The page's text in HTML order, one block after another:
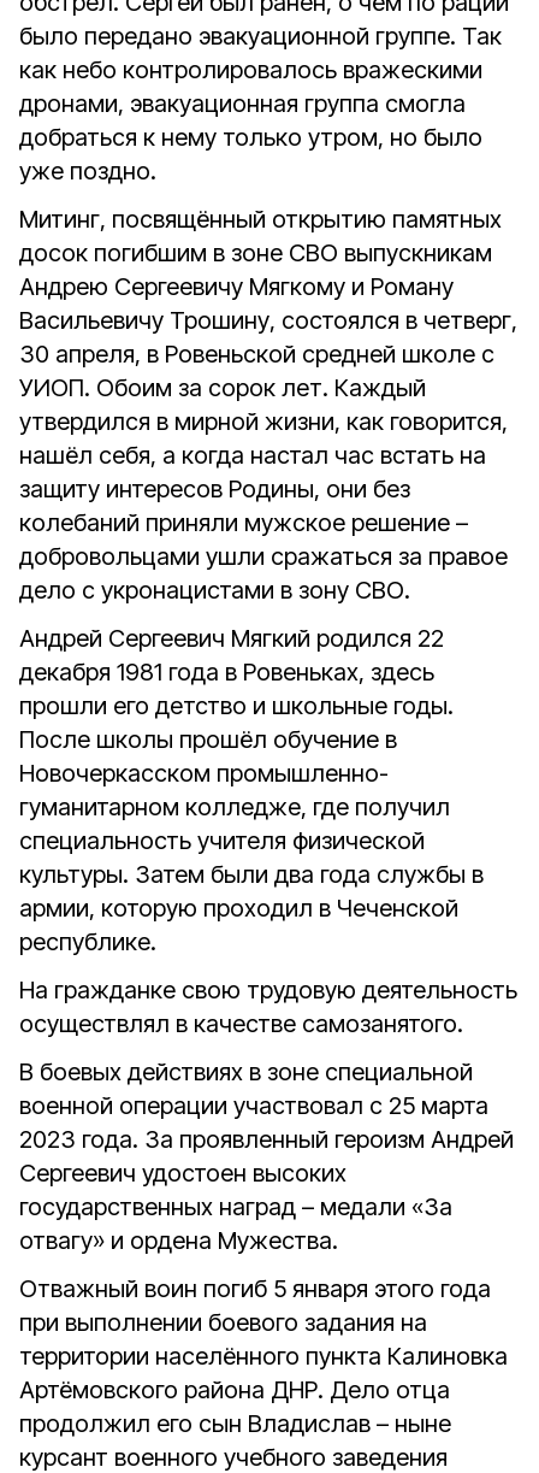
было передано эвакуационной группе. Так
как небо контролировалось вражескими
дронами, эвакуационная группа смогла
добраться к нему только утром, но было
уже поздно.
Митинг, посвящённый открытию памятных
досок погибшим в зоне СВО выпускникам
Андрею Сергеевичу Мягкому и Роману
Васильевичу Трошину, состоялся в четверг,
30 апреля, в Ровеньской средней школе с
УИОП. Обоим за сорок лет. Каждый
утвердился в мирной жизни, как говорится,
нашёл себя, а когда настал час встать на
защиту интересов Родины, они без
колебаний приняли мужское решение –
добровольцами ушли сражаться за правое
дело с укронацистами в зону СВО.
Андрей Сергеевич Мягкий родился 22
декабря 1981 года в Ровеньках, здесь
прошли его детство и школьные годы.
После школы прошёл обучение в
Новочеркасском промышленно-
гуманитарном колледже, где получил
специальность учителя физической
культуры. Затем были два года службы в
армии, которую проходил в Чеченской
республике.
На гражданке свою трудовую деятельность
осуществлял в качестве самозанятого.
В боевых действиях в зоне специальной
военной операции участвовал с 25 марта
2023 года. За проявленный героизм Андрей
Сергеевич удостоен высоких
государственных наград – медали «За
отвагу» и ордена Мужества.
Отважный воин погиб 5 января этого года
при выполнении боевого задания на
территории населённого пункта Калиновка
Артёмовского района ДНР. Дело отца
продолжил его сын Владислав – ныне
курсант военного учебного заведения